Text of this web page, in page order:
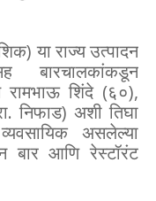
या राज्य उत्पादन
बारचालकांकडून
रामभाऊ शिंदे (६०),
निफाड) अशी तिघा
असलेल्या
बार आणि रेस्टॉरंट